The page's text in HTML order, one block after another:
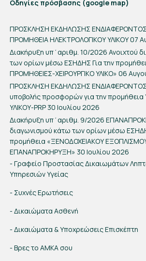
Οδηγίες πρόσβασης (google map)
ΠΡΟΣΚΛΗΣΗ ΕΚΔΗΛΩΣΗΣ ΕΝΔΙΑΦΕΡΟΝΤΟΣ
ΠΡΟΜΗΘΕΙΑ ΗΛΕΚΤΡΟΛΟΓΙΚΟΥ ΥΛΙΚΟΥ07
Διακήρυξη υπ΄αριθμ. 10/2026 Ανοιχτού
των ορίων μέσω ΕΣΗΔΗΣ Για την
ΠΡΟΜΗΘΕΙΕΣ-ΧΕΙΡΟΥΡΓΙΚΟ ΥΛΙΚΟ» 06
ΠΡΟΣΚΛΗΣΗ ΕΚΔΗΛΩΣΗΣ
υποβολής προσφορών για την προμήθεια
ΥΛΙΚΟΥ-PRP 30 Ιουλίου 2026
Διακήρυξη υπ΄αριθμ. 9/2026
διαγωνισμού κάτω των ορίων μέσω
προμήθεια «ΞΕΝΟΔΟΧΕΙΑΚΟΥ
ΕΠΑΝΑΠΡΟΚΗΡΥΞΗ» 30 Ιουλίου 2026
- Γραφείο Προστασίας Δικαιωμάτων
Υπηρεσιών Υγείας
- Συχνές Ερωτήσεις
- Δικαιώματα Ασθενή
- Δικαιώματα & Υποχρεώσεις Επισκέπτη
- Βρες το ΑΜΚΑ σου